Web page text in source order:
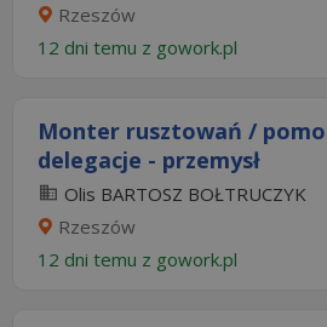
Rzeszów
12 dni temu z gowork.pl
Monter rusztowań /
delegacje - przemysł
Olis BARTOSZ BOŁTRUCZYK
Rzeszów
12 dni temu z gowork.pl